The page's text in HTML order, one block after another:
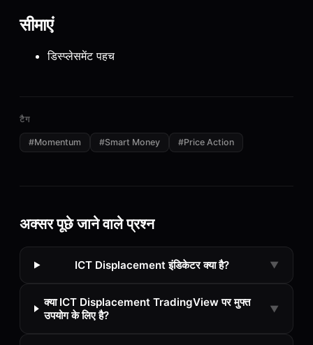
सीमाएं
डिस्प्लेसमेंट पहच
टैग
#Momentum #Smart Money #Price Action
अक्सर पूछे जाने वाले प्रश्न
ICT Displacement इंडिकेटर क्या है? ▼
क्या ICT Displacement TradingView पर मुफ्त
उपयोग के लिए है?
▼